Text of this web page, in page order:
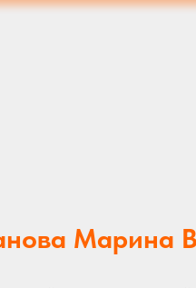
Марина